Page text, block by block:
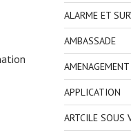
ALARME ET
AMBASSADE
APPLICATION
ARTCILE SOUS